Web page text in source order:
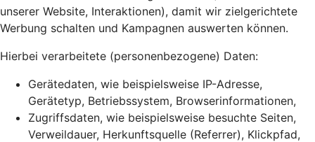
unserer Website, Interaktionen), damit wir zielgerichtete
Werbung schalten und Kampagnen auswerten können.
Hierbei verarbeitete (personenbezogene) Daten:
Gerätedaten, wie beispielsweise IP-Adresse,
Gerätetyp, Betriebssystem, Browserinformationen,
Zugriffsdaten, wie beispielsweise besuchte Seiten,
Verweildauer, Herkunftsquelle (Referrer), Klickpfad,